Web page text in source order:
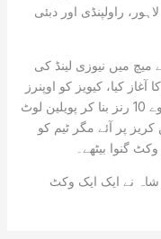
لاہور، راولپنڈی اور دبئی
میچ میں نیوزی لینڈ کی
کیا، کیویز کو اوپنرز
نے 39 رنز کا آغاز فراہم کیا تاہم ڈیون کونووے 10 رنز بنا کر پویلین لوٹ
پر آئے مگر ٹیم کو
گنوا بیٹھے۔
شاہ نے ایک ایک وکٹ